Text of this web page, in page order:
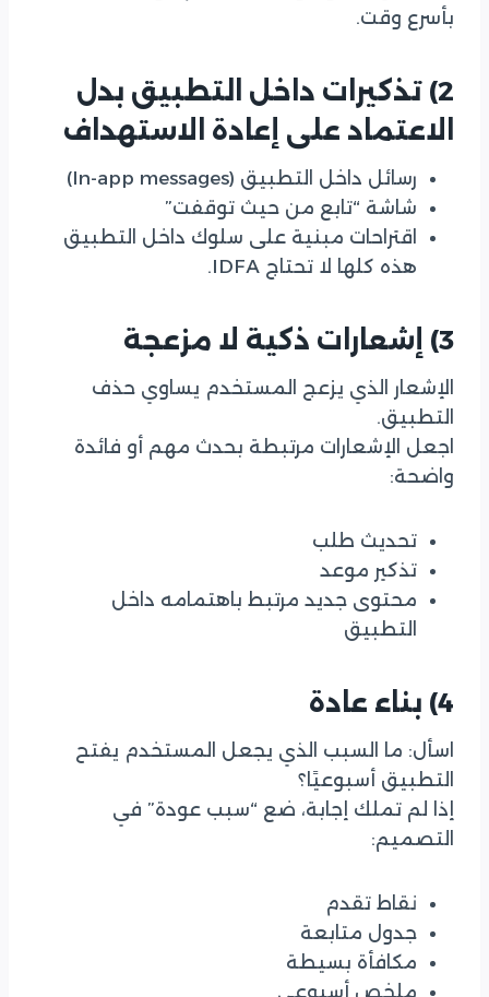
بأسرع وقت.
2) تذكيرات داخل التطبيق بدل
الاعتماد على إعادة الاستهداف
رسائل داخل التطبيق (In-app messages)
شاشة “تابع من حيث توقفت”
اقتراحات مبنية على سلوك داخل التطبيق
هذه كلها لا تحتاج IDFA.
3) إشعارات ذكية لا مزعجة
الإشعار الذي يزعج المستخدم يساوي حذف
التطبيق.
اجعل الإشعارات مرتبطة بحدث مهم أو فائدة
واضحة:
تحديث طلب
تذكير موعد
محتوى جديد مرتبط باهتمامه داخل
التطبيق
4) بناء عادة
اسأل: ما السبب الذي يجعل المستخدم يفتح
التطبيق أسبوعيًا؟
إذا لم تملك إجابة، ضع “سبب عودة” في
التصميم:
نقاط تقدم
جدول متابعة
مكافأة بسيطة
ملخص أسبوعي